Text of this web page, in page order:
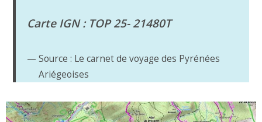
Carte IGN : TOP 25- 21480T
Source : Le carnet de voyage des Pyrénées
Ariégeoises